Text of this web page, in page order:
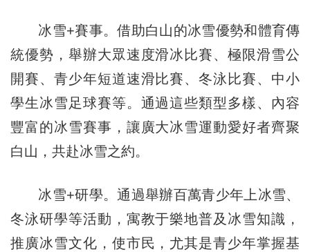
冰雪+賽事。借助白山的冰雪優勢和體育傳
統優勢，舉辦大眾速度滑冰比賽、極限滑雪公
開賽、青少年短道速滑比賽、冬泳比賽、中小
學生冰雪足球賽等。通過這些類型多樣、內容
豐富的冰雪賽事，讓廣大冰雪運動愛好者齊聚
白山，共赴冰雪之約。
冰雪+研學。通過舉辦百萬青少年上冰雪、
冬泳研學等活動，寓教于樂地普及冰雪知識，
推廣冰雪文化，使市民，尤其是青少年掌握基